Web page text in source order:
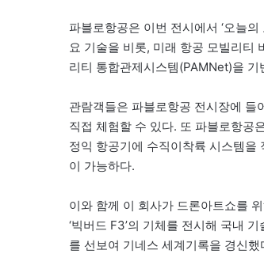
파블로항공은 이번 전시에서 ‘오늘
요 기술을 비롯, 미래 항공 모빌리티
리티 통합관제시스템(PAMNet)을
관람객들은 파블로항공 전시장에
직접 체험할 수 있다. 또 파블로항공
정익 항공기에 수직이착륙 시스템
이 가능하다.
이와 함께 이 회사가 드론아트쇼를
‘빅버드 F3’의 기체를 전시해 국내
를 선보여 기네스 세계기록을 경신했